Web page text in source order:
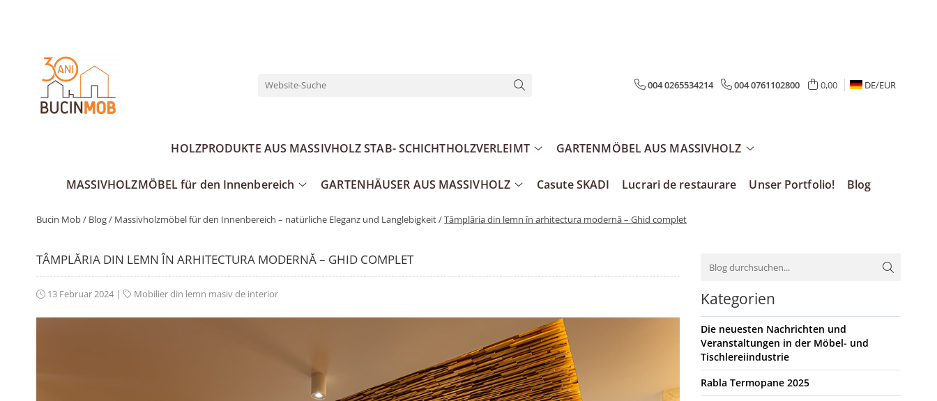
Außenturen
Holzläden aus Massivholz
Fenster
Gartensets
Gartenbänke
Gartentische
Wohnzimmertische
Wohnzimmerbänke
Kommoden - Sideboards
Wohnzimmerstühle
Gartenpavillons
Gerätehäuser
004 0265534214 004 0761102800 0,00 DE/EUR
HOLZPRODUKTE AUS MASSIVHOLZ STAB- SCHICHTHOLZVERLEIMT GARTENMÖBEL AUS MASSIVHOLZ
MASSIVHOLZMÖBEL für den Innenbereich GARTENHÄUSER AUS MASSIVHOLZ Casute SKADI Lucrari de restaurare Unser Portfolio! Blog
Bucin Mob / Blog / Massivholzmöbel für den Innenbereich – natürliche Eleganz und Langlebigkeit /Tâmplăria din lemn în arhitectura modernă – Ghid complet
TÂMPLĂRIA DIN LEMN ÎN ARHITECTURA MODERNĂ – GHID COMPLET
13 Februar 2024 | Mobilier din lemn masiv de interior Kategorien
Die neuesten Nachrichten und
Veranstaltungen in der Möbel- und
Tischlereiindustrie
Rabla Termopane 2025